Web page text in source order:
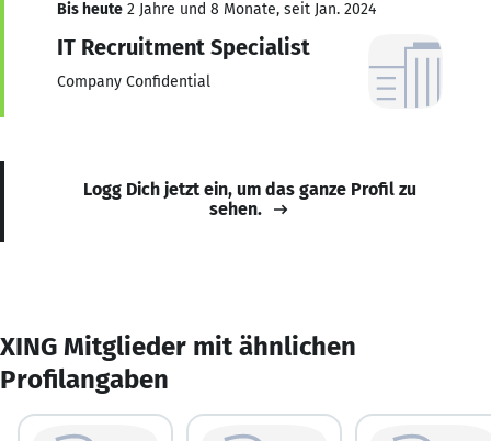
Bis heute 2 Jahre und 8 Monate, seit Jan. 2024
IT Recruitment Specialist
Company Confidential
Logg Dich jetzt ein, um das ganze Profil zu
sehen.
XING Mitglieder mit ähnlichen
Profilangaben